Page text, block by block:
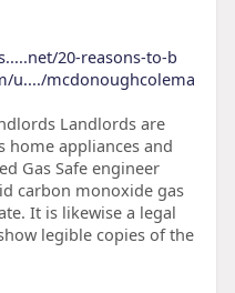
20-reasons-to-b
u..../mcdonoughcolema
Landlords are
home appliances and
Gas Safe engineer
carbon monoxide gas
It is likewise a legal
legible copies of the